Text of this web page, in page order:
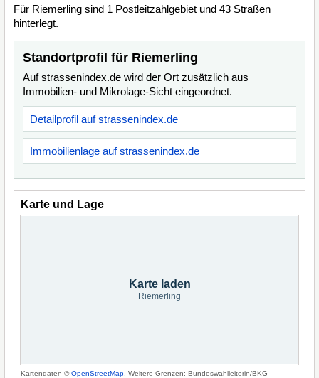
Für Riemerling sind 1 Postleitzahlgebiet und 43 Straßen
hinterlegt.
Standortprofil für Riemerling
Auf strassenindex.de wird der Ort zusätzlich aus
Immobilien- und Mikrolage-Sicht eingeordnet.
Detailprofil auf strassenindex.de
Immobilienlage auf strassenindex.de
Karte und Lage
Karte laden
Riemerling
Kartendaten ©OpenStreetMap . Weitere Grenzen: Bundeswahlleiterin/BKG